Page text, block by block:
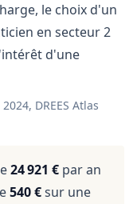
le choix d'un
en secteur 2
d'une
DREES Atlas
24 921 € par an
540 €sur une